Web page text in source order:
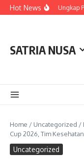
Skip to content
Hot News
Polda Jateng Ungkap
SATRIA NUSA
Home / Uncategorized /
Cup 2026, Tim
Uncategorized